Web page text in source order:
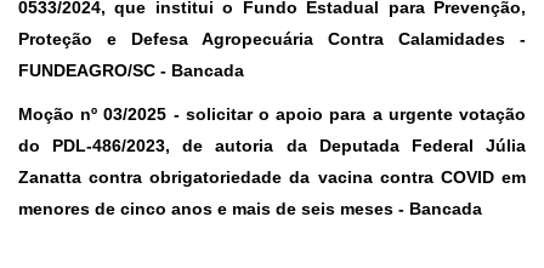
0533/2024, que institui o Fundo Estadual para Prevenção,
Proteção e Defesa Agropecuária Contra Calamidades -
FUNDEAGRO/SC - Bancada
Moção nº 03/2025 - solicitar o apoio para a urgente votação
do PDL-486/2023, de autoria da Deputada Federal Júlia
Zanatta contra obrigatoriedade da vacina contra COVID em
menores de cinco anos e mais de seis meses - Bancada